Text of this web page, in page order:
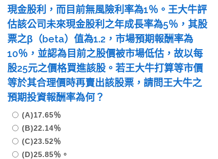
現金股利，而目前無風險利率為1％。王大牛評
估該公司未來現金股利之年成長率為5％，其股
票之β（beta）值為1.2，市場預期報酬率為
10％，並認為目前之股價被市場低估，故以每
股25元之價格買進該股。若王大牛打算等市價
等於其合理價時再賣出該股票，請問王大牛之
預期投資報酬率為何？
(A)17.65％
(B)22.14％
(C)23.52％
(D)25.85％。